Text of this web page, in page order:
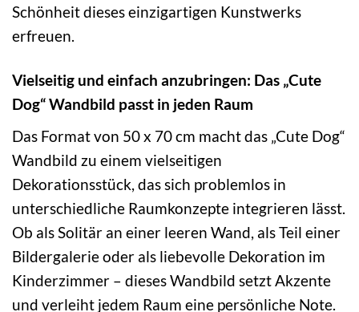
Schönheit dieses einzigartigen Kunstwerks
erfreuen.
Vielseitig und einfach anzubringen: Das „Cute
Dog“ Wandbild passt in jeden Raum
Das Format von 50 x 70 cm macht das „Cute Dog“
Wandbild zu einem vielseitigen
Dekorationsstück, das sich problemlos in
unterschiedliche Raumkonzepte integrieren lässt.
Ob als Solitär an einer leeren Wand, als Teil einer
Bildergalerie oder als liebevolle Dekoration im
Kinderzimmer – dieses Wandbild setzt Akzente
und verleiht jedem Raum eine persönliche Note.